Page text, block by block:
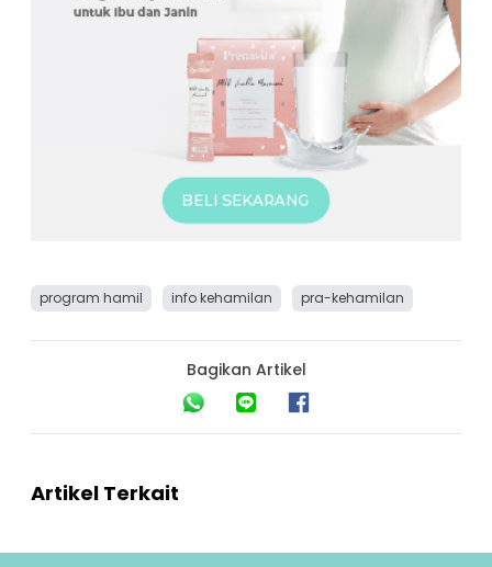
program hamil info kehamilan pra-kehamilan
Bagikan Artikel
Artikel Terkait